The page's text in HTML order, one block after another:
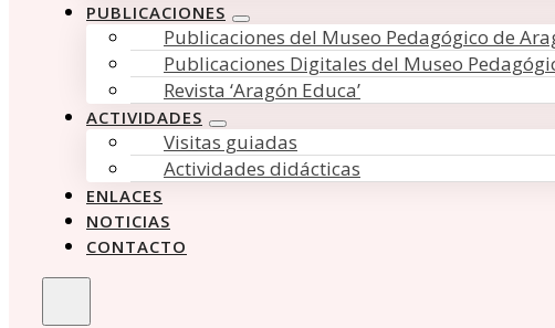
PUBLICACIONES
Publicaciones del Museo Pedagógico de
Publicaciones Digitales del Museo
Revista ‘Aragón Educa’
ACTIVIDADES
Visitas guiadas
Actividades didácticas
ENLACES
NOTICIAS
CONTACTO